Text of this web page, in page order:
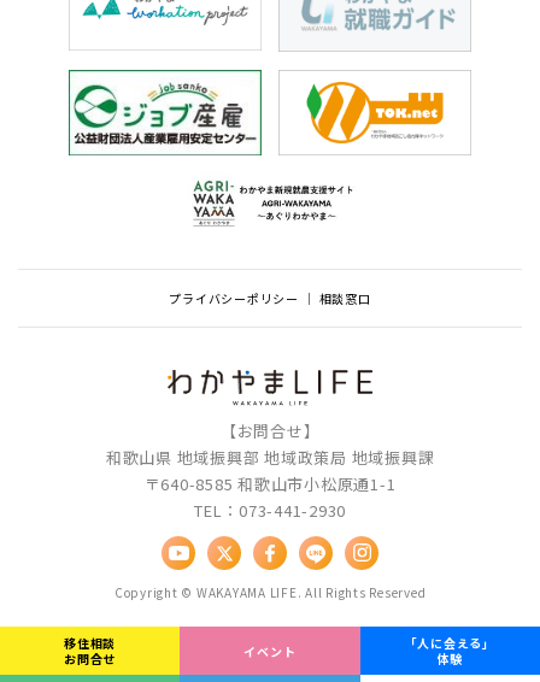
移住相談
お問合せ
イベント
「人に会える」
体験
プライバシーポリシー 相談窓口
【お問合せ】
和歌山県 地域振興部 地域政策局 地域振興課
〒640-8585 和歌山市小松原通1-1
TEL：073-441-2930
Copyright © WAKAYAMA LIFE. All Rights Reserved